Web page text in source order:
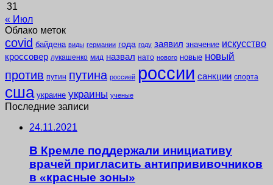
31
« Июл
Облако меток
covid байдена виды германии года году заявил значение искусство
кроссовер лукашенко мид назвал нато нового новые новый
против путин путина россией россии санкции спорта
сша украине украины ученые
Последние записи
24.11.2021
В Кремле поддержали инициативу
врачей пригласить антипрививочников
в «красные зоны»